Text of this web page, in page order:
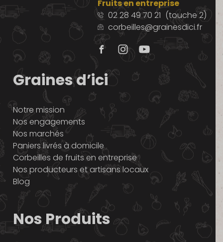
Fruits en entreprise
02 28 49 70 21 (touche 2)
corbeilles@grainesdici.fr
Graines d’ici
Notre mission
Nos engagements
Nos marchés
Paniers livrés à domicile
Corbeilles de fruits en entreprise
Nos producteurs et artisans locaux
Blog
Nos Produits